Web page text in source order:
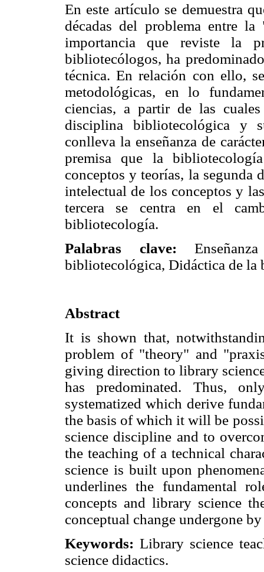
En este artículo se demuestra
décadas del problema entre
importancia que reviste la
bibliotecólogos, ha
técnica. En relación con ello,
metodológicas, en lo
ciencias, a partir de las
disciplina bibliotecológica y
conlleva la enseñanza de
premisa que la
conceptos y teorías, la segunda
intelectual de los conceptos y
tercera se centra en el
bibliotecología.
Palabras clave:
bibliotecológica, Didáctica de la
Abstract
It is shown that,
problem of "theory" and
giving direction to library
has predominated. Thus,
systematized which derive
the basis of which it will be
science discipline and to
the teaching of a technical
science is built upon
underlines the fundamental
concepts and library science
conceptual change undergone
Keywords: Library science
science didactics.